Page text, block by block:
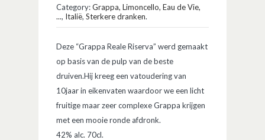
Category:Grappa, Limoncello, Eau de Vie,
..., Italië, Sterkere dranken.
Deze “Grappa Reale Riserva” werd gemaakt
op basis van de pulp van de beste
druiven.Hij kreeg een vatoudering van
10jaar in eikenvaten waardoor we een licht
fruitige maar zeer complexe Grappa krijgen
met een mooie ronde afdronk.
42% alc. 70cl.